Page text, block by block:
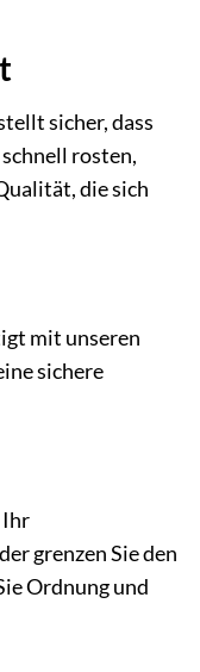
sicher, dass
rosten,
die sich
mit unseren
sichere
Ihr
grenzen Sie den
Ordnung und